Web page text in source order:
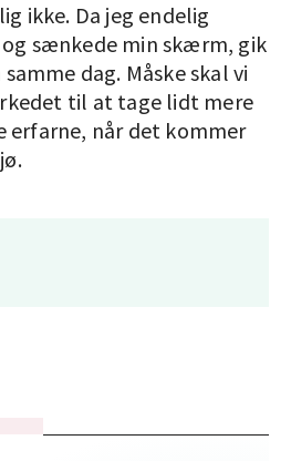
ikke. Da jeg endelig
sænkede min skærm, gik
dag. Måske skal vi
til at tage lidt mere
erfarne, når det kommer